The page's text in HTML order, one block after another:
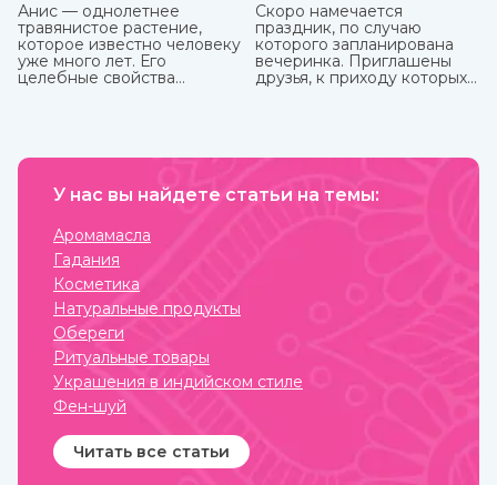
Анис — однолетнее
травянистое растение,
которое известно человеку
уже много лет. Его
целебные свойства
Скоро намечается
праздник, по случаю
которого запланирована
вечеринка. Приглашены
друзья, к приходу которых
дорогим шампанским для
любой вкус. И все же чего-
У нас вы найдете статьи на темы:
Аромамасла
Гадания
Косметика
Натуральные продукты
Обереги
Ритуальные товары
Украшения в индийском стиле
Фен-шуй
Читать все статьи